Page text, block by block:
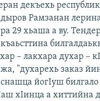
декъехь
Рамзанан
29 хьаша а ву.
– лакхара духар –
"духарехь заказ
йогIуш
хIинца а хиттийна